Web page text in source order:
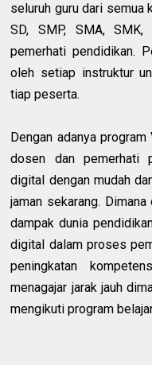
seluruh guru dari semua
SD, SMP, SMA, SMK,
pemerhati pendidikan.
oleh setiap instruktur
tiap peserta.
Dengan adanya
dosen dan pemerhati
digital dengan mudah
jaman sekarang.
dampak dunia
digital dalam proses
peningkatan
menagajar jarak jauh
mengikuti program